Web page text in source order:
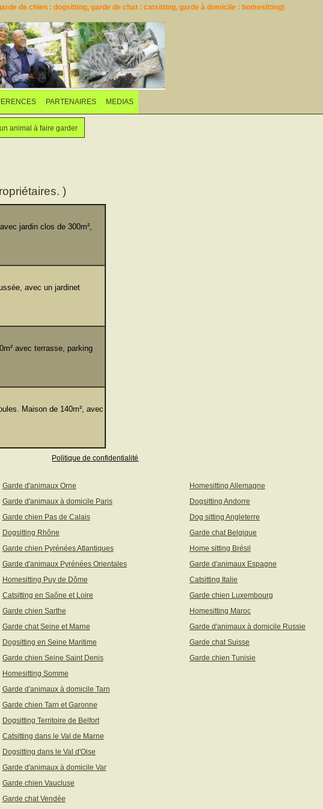
de chien : dogsitting, garde de chat : catsitting, garde à domicile : homesitting)
PARTENAIRES MEDIAS
animal à faire garder
)
jardin clos de 300m²,
avec un jardinet
avec terrasse, parking
Maison de 140m², avec
Politique de confidentialité
Garde d'animaux Orne
Homesitting Allemagne
Garde d'animaux à domicile Paris
Dogsitting Andorre
Garde chien Pas de Calais
Dog sitting Angleterre
Dogsitting Rhône
Garde chat Belgique
Garde chien Pyrénées Atlantiques
Home sitting Brésil
Garde d'animaux Pyrénées Orientales
Garde d'animaux Espagne
Homesitting Puy de Dôme
Catsitting Italie
Catsitting en Saône et Loire
Garde chien Luxembourg
Garde chien Sarthe
Homesitting Maroc
Garde chat Seine et Marne
Garde d'animaux à domicile Russie
Dogsitting en Seine Maritime
Garde chat Suisse
Garde chien Seine Saint Denis
Garde chien Tunisie
Homesitting Somme
Garde d'animaux à domicile Tarn
Garde chien Tarn et Garonne
Dogsitting Territoire de Belfort
Catsitting dans le Val de Marne
Dogsitting dans le Val d'Oise
Garde d'animaux à domicile Var
Garde chien Vaucluse
Garde chat Vendée